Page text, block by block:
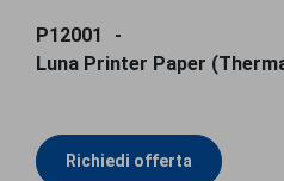
P12001
Luna Printer Paper
Richiedi offerta